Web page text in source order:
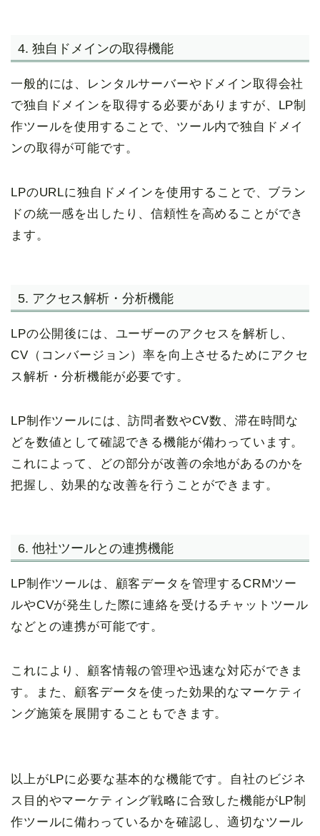
4. 独自ドメインの取得機能
一般的には、レンタルサーバーやドメイン取得会社
で独自ドメインを取得する必要がありますが、LP制
作ツールを使用することで、ツール内で独自ドメイ
ンの取得が可能です。
LPのURLに独自ドメインを使用することで、ブラン
ドの統一感を出したり、信頼性を高めることができ
ます。
5. アクセス解析・分析機能
LPの公開後には、ユーザーのアクセスを解析し、
CV（コンバージョン）率を向上させるためにアクセ
ス解析・分析機能が必要です。
LP制作ツールには、訪問者数やCV数、滞在時間な
どを数値として確認できる機能が備わっています。
これによって、どの部分が改善の余地があるのかを
把握し、効果的な改善を行うことができます。
6. 他社ツールとの連携機能
LP制作ツールは、顧客データを管理するCRMツー
ルやCVが発生した際に連絡を受けるチャットツール
などとの連携が可能です。
これにより、顧客情報の管理や迅速な対応ができま
す。また、顧客データを使った効果的なマーケティ
ング施策を展開することもできます。
以上がLPに必要な基本的な機能です。自社のビジネ
ス目的やマーケティング戦略に合致した機能がLP制
作ツールに備わっているかを確認し、適切なツール